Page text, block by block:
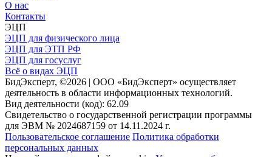
О нас
Контакты
ЭЦП
ЭЦП для физического лица
ЭЦП для ЭТП РФ
ЭЦП для госуслуг
Всё о видах ЭЦП
БидЭксперт, ©2026 | ООО «БидЭксперт» осуществляет
деятельность в области информационных технологий.
Вид деятельности (код): 62.09
Свидетельство о государственной регистрации программы
для ЭВМ № 2024687159 от 14.11.2024 г.
Пользовательское соглашение Политика обработки
персональных данных